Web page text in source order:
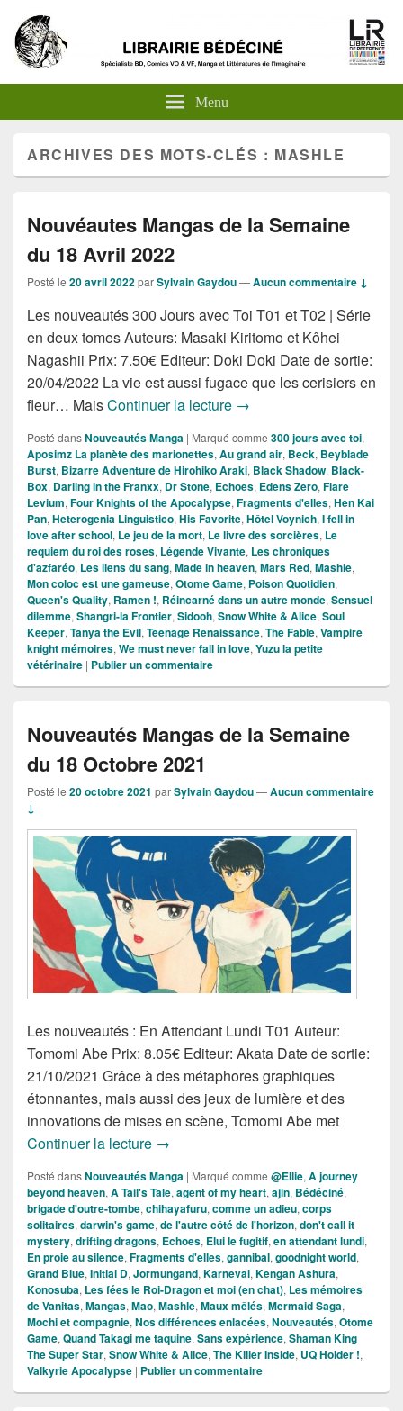
Menu
ARCHIVES DES MOTS-CLÉS : MASHLE
Nouvéautes Mangas de la Semaine
du 18 Avril 2022
Posté le 20 avril 2022parSylvain Gaydou—Aucun commentaire ↓
Les nouveautés 300 Jours avec Toi T01 et T02 | Série
en deux tomes Auteurs: Masaki Kiritomo et Kôhei
Nagashii Prix: 7.50€ Editeur: Doki Doki Date de sortie:
20/04/2022 La vie est aussi fugace que les cerisiers en
fleur… MaisContinuer la lecture Nouvéautes Mangas de
→
Posté dansNouveautés Manga | Marqué comme 300 jours avec toi,
Aposimz La planète des marionettes, Au grand air, Beck, Beyblade
Burst, Bizarre Adventure de Hirohiko Araki, Black Shadow, Black-
Box, Darling in the Franxx, Dr Stone, Echoes, Edens Zero, Flare
Levium, Four Knights of the Apocalypse, Fragments d'elles, Hen Kai
Pan, Heterogenia Linguistico, His Favorite, Hôtel Voynich, I fell in
love after school, Le jeu de la mort, Le livre des sorcières, Le
requiem du roi des roses, Légende Vivante, Les chroniques
d'azfaréo, Les liens du sang, Made in heaven, Mars Red, Mashle,
Mon coloc est une gameuse, Otome Game, Poison Quotidien,
Queen's Quality, Ramen !, Réincarné dans un autre monde, Sensuel
dilemme, Shangri-la Frontier, Sidooh, Snow White & Alice, Soul
Keeper, Tanya the Evil, Teenage Renaissance, The Fable, Vampire
knight mémoires, We must never fall in love, Yuzu la petite
vétérinaire | Publier un commentaire
Nouveautés Mangas de la Semaine
du 18 Octobre 2021
Posté le 20 octobre 2021 parSylvain Gaydou—Aucun commentaire
↓
Les nouveautés : En Attendant Lundi T01 Auteur:
Tomomi Abe Prix: 8.05€ Editeur: Akata Date de sortie:
21/10/2021 Grâce à des métaphores graphiques
étonnantes, mais aussi des jeux de lumière et des
innovations de mises en scène, Tomomi Abe met
Continuer la lecture Nouveautés Mangas de la Semaine
→
Posté dansNouveautés Manga | Marqué comme @Ellie, A journey
beyond heaven, A Tail's Tale, agent of my heart, ajin, Bédéciné,
brigade d'outre-tombe, chihayafuru, comme un adieu, corps
solitaires, darwin's game, de l'autre côté de l'horizon, don't call it
mystery, drifting dragons, Echoes, Elui le fugitif, en attendant lundi,
En proie au silence, Fragments d'elles, gannibal, goodnight world,
Grand Blue, Initial D, Jormungand, Karneval, Kengan Ashura,
Konosuba, Les fées le Roi-Dragon et moi (en chat), Les mémoires
de Vanitas, Mangas, Mao, Mashle, Maux mêlés, Mermaid Saga,
Mochi et compagnie, Nos différences enlacées, Nouveautés, Otome
Game, Quand Takagi me taquine, Sans expérience, Shaman King
The Super Star, Snow White & Alice, The Killer Inside, UQ Holder !,
Valkyrie Apocalypse | Publier un commentaire